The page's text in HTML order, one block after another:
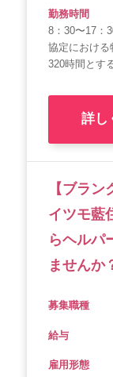
勤務時間
8：30〜17：
協定における
320時間とする
詳し
【ブラ
イツモ藍
らヘルパ
ませんか
募集職種
給与
雇用形態